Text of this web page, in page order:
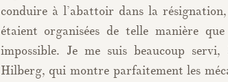
conduire à l’abattoir dans la
étaient organisées de telle manière
impossible. Je me suis beaucoup
Hilberg, qui montre parfaitement les